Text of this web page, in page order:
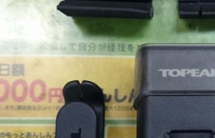
RTL510）
入
荷
し
ま
た
に